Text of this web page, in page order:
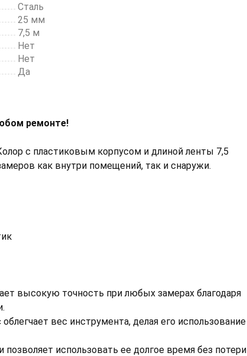
Сталь
25 мм
7,5 м
Нет
Нет
Да
ремонте!
с пластиковым корпусом и длиной ленты 7,5
как внутри помещений, так и снаружи.
высокую точность при любых замерах благодаря
вес инструмента, делая его использование
позволяет использовать ее долгое время без потери